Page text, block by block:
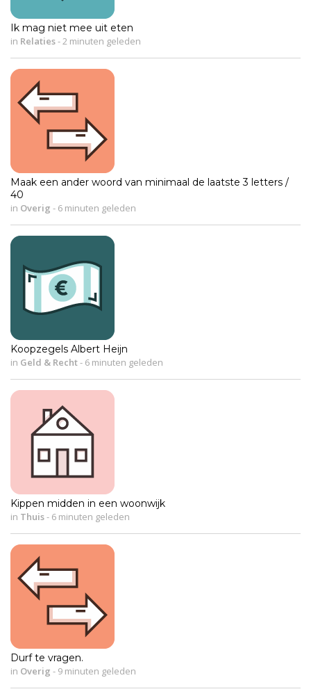
Ik mag niet mee uit eten
in Relaties- 2 minuten geleden
Maak een ander woord van minimaal de laatste 3 letters /
40
in Overig - 6 minuten geleden
Koopzegels Albert Heijn
in Geld & Recht- 6 minuten geleden
Kippen midden in een woonwijk
in Thuis- 6 minuten geleden
Durf te vragen.
in Overig - 9 minuten geleden